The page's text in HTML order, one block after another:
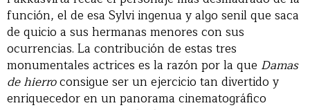
función, el de esa Sylvi ingenua y algo senil que saca
de quicio a sus hermanas menores con sus
ocurrencias. La contribución de estas tres
monumentales actrices es la razón por la que Damas
de hierroconsigue ser un ejercicio tan divertido y
enriquecedor en un panorama cinematográfico